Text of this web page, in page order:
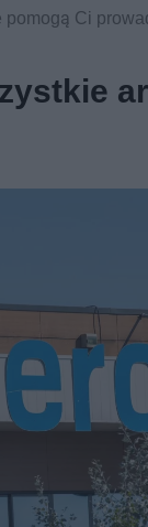
pomogą Ci